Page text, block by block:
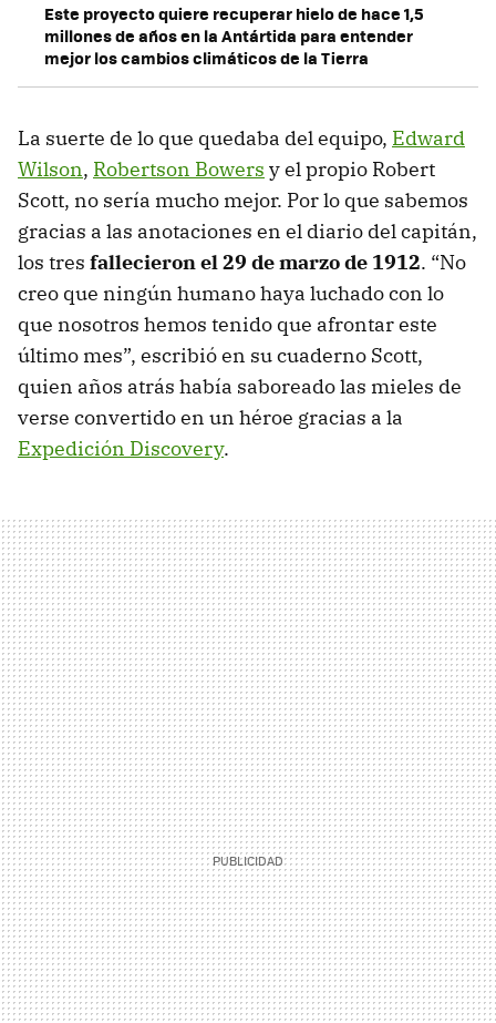
Este proyecto quiere recuperar hielo de hace 1,5
millones de años en la Antártida para entender
mejor los cambios climáticos de la Tierra
La suerte de lo que quedaba del equipo, Edward
Wilson, Robertson Bowers y el propio Robert
Scott, no sería mucho mejor. Por lo que sabemos
gracias a las anotaciones en el diario del capitán,
los tres fallecieron el 29 de marzo de 1912. “No
creo que ningún humano haya luchado con lo
que nosotros hemos tenido que afrontar este
último mes”, escribió en su cuaderno Scott,
quien años atrás había saboreado las mieles de
verse convertido en un héroe gracias a la
Expedición Discovery.